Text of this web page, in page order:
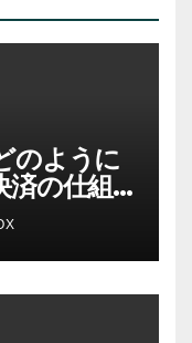
のように
済の仕組